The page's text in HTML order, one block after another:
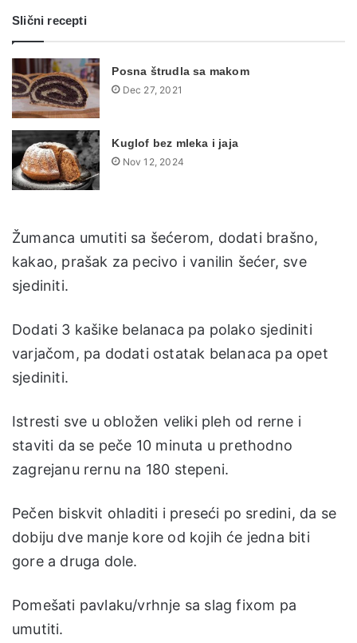
Slični recepti
Posna štrudla sa makom
Dec 27, 2021
Kuglof bez mleka i jaja
Nov 12, 2024
Žumanca umutiti sa šećerom, dodati brašno,
kakao, prašak za pecivo i vanilin šećer, sve
sjediniti.
Dodati 3 kašike belanaca pa polako sjediniti
varjačom, pa dodati ostatak belanaca pa opet
sjediniti.
Istresti sve u obložen veliki pleh od rerne i
staviti da se peče 10 minuta u prethodno
zagrejanu rernu na 180 stepeni.
Pečen biskvit ohladiti i preseći po sredini, da se
dobiju dve manje kore od kojih će jedna biti
gore a druga dole.
Pomešati pavlaku/vrhnje sa slag fixom pa
umutiti.